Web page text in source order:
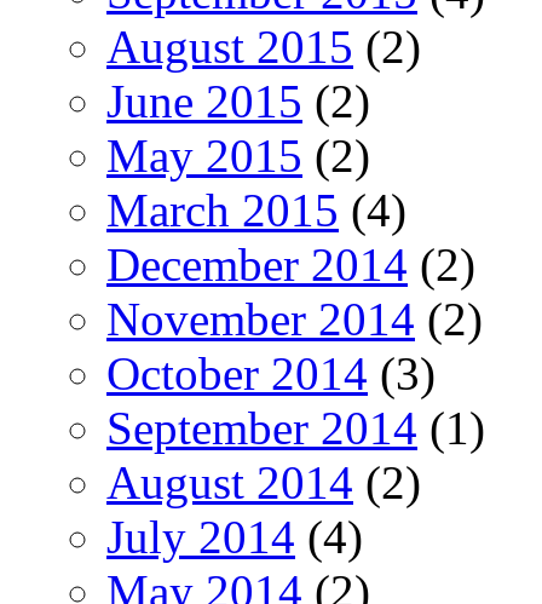
August 2015 (2)
June 2015 (2)
May 2015 (2)
March 2015 (4)
December 2014 (2)
November 2014 (2)
October 2014 (3)
September 2014 (1)
August 2014 (2)
July 2014 (4)
May 2014 (2)